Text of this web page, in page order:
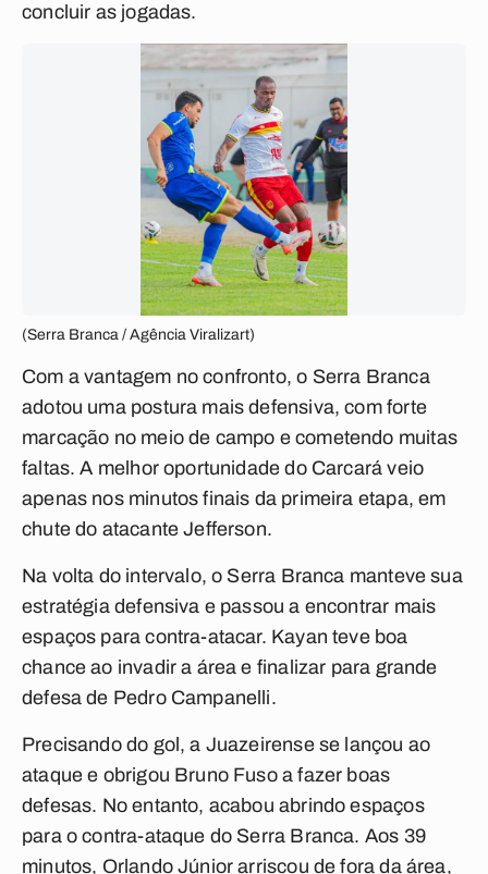
concluir as jogadas.
(Serra Branca / Agência Viralizart)
Com a vantagem no confronto, o Serra Branca
adotou uma postura mais defensiva, com forte
marcação no meio de campo e cometendo muitas
faltas. A melhor oportunidade do Carcará veio
apenas nos minutos finais da primeira etapa, em
chute do atacante Jefferson.
Na volta do intervalo, o Serra Branca manteve sua
estratégia defensiva e passou a encontrar mais
espaços para contra-atacar. Kayan teve boa
chance ao invadir a área e finalizar para grande
defesa de Pedro Campanelli.
Precisando do gol, a Juazeirense se lançou ao
ataque e obrigou Bruno Fuso a fazer boas
defesas. No entanto, acabou abrindo espaços
para o contra-ataque do Serra Branca. Aos 39
minutos, Orlando Júnior arriscou de fora da área,